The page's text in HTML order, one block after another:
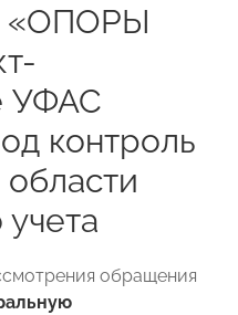
«ОПОРЫ
УФАС
контроль
обращения